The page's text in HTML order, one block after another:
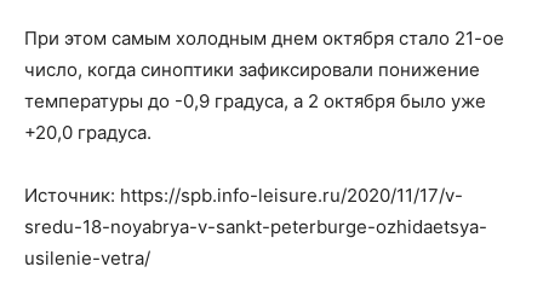
При этом самым холодным днем ​​октября стало 21-ое
число, когда синоптики зафиксировали понижение
температуры до -0,9 градуса, а 2 октября было уже
+20,0 градуса.
Источник: https://spb.info-leisure.ru/2020/11/17/v-
sredu-18-noyabrya-v-sankt-peterburge-ozhidaetsya-
usilenie-vetra/